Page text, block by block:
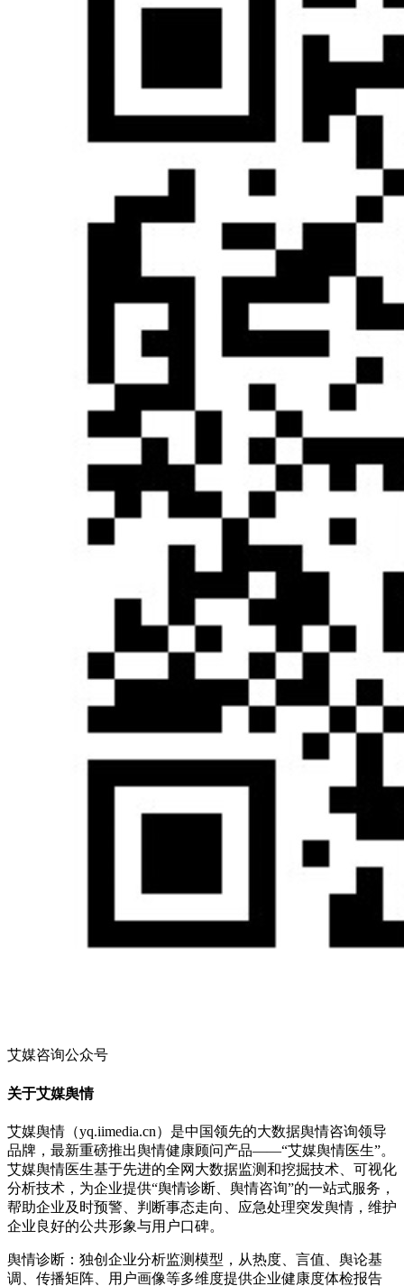
艾媒咨询公众号
关于艾媒舆情
艾媒舆情（yq.iimedia.cn）是中国领先的大数据舆情咨询领导
品牌，最新重磅推出舆情健康顾问产品——“艾媒舆情医生”。
艾媒舆情医生基于先进的全网大数据监测和挖掘技术、可视化
分析技术，为企业提供“舆情诊断、舆情咨询”的一站式服务，
帮助企业及时预警、判断事态走向、应急处理突发舆情，维护
企业良好的公共形象与用户口碑。
舆情诊断：独创企业分析监测模型，从热度、言值、舆论基
调、传播矩阵、用户画像等多维度提供企业健康度体检报告